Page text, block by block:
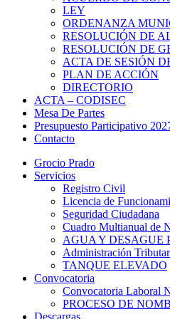
LEY
ORDENANZA
RESOLUCIÓN DE
RESOLUCIÓN DE
ACTA DE SESIÓN
PLAN DE ACCIÓN
DIRECTORIO
ACTA – CODISEC
Mesa De Partes
Presupuesto Participativo
Contacto
Grocio Prado
Servicios
Registro Civil
Licencia de
Seguridad Ciudadana
Cuadro Multianual de
AGUA Y DESAGUE
Administración
TANQUE ELEVADO
Convocatoria
Convocatoria Laboral
PROCESO DE
Descargas